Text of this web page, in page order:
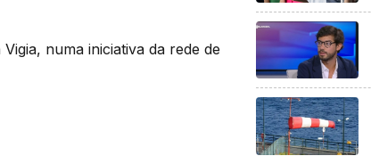
numa iniciativa da rede de